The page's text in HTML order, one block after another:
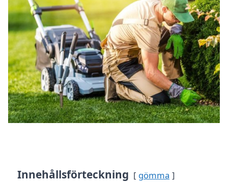
Innehållsförteckning gömma